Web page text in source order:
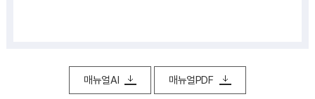
매뉴얼AI 매뉴얼PDF